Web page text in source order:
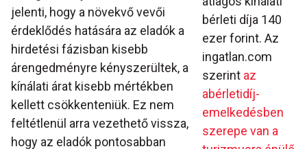
bérleti díja 140
ezer forint. Az
ingatlan.com
szerint az
abérletidíj-
emelkedésben
szerepe van a
jelenti, hogy a növekvő vevői
érdeklődés hatására az eladók a
hirdetési fázisban kisebb
árengedményre kényszerültek, a
kínálati árat kisebb mértékben
kellett csökkenteniük. Ez nem
feltétlenül arra vezethető vissza,
hogy az eladók pontosabban